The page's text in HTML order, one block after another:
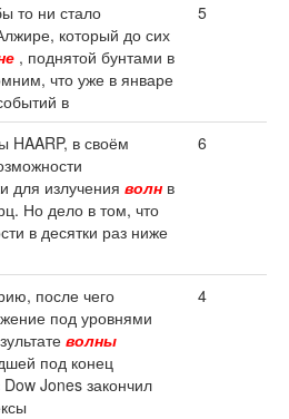
то ни стало
который до сих
, поднятой бунтами в
что уже в январе
в
5
HAARP, в своём
для излучения волн в
Но дело в том, что
в десятки раз ниже
6
после чего
под уровнями
волны
под конец
Jones закончил
4